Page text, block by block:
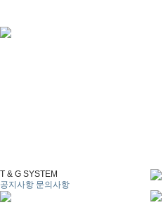
T & G SYSTEM
공지사항 문의사항